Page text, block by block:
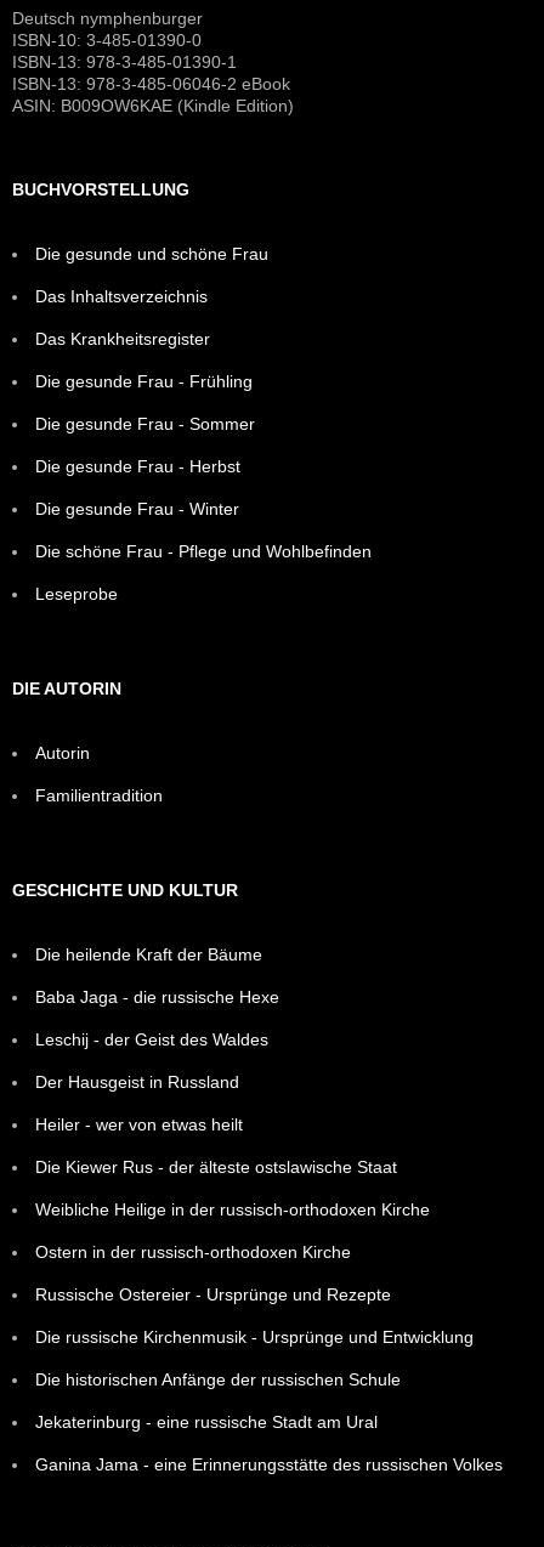
Deutsch nymphenburger
ISBN-10: 3-485-01390-0
ISBN-13: 978-3-485-01390-1
ISBN-13: 978-3-485-06046-2 eBook
ASIN: B009OW6KAE (Kindle Edition)
BUCHVORSTELLUNG
Die gesunde und schöne Frau
Das Inhaltsverzeichnis
Das Krankheitsregister
Die gesunde Frau - Frühling
Die gesunde Frau - Sommer
Die gesunde Frau - Herbst
Die gesunde Frau - Winter
Die schöne Frau - Pflege und Wohlbefinden
Leseprobe
DIE AUTORIN
Autorin
Familientradition
GESCHICHTE UND KULTUR
Die heilende Kraft der Bäume
Baba Jaga - die russische Hexe
Leschij - der Geist des Waldes
Der Hausgeist in Russland
Heiler - wer von etwas heilt
Die Kiewer Rus - der älteste ostslawische Staat
Weibliche Heilige in der russisch-orthodoxen Kirche
Ostern in der russisch-orthodoxen Kirche
Russische Ostereier - Ursprünge und Rezepte
Die russische Kirchenmusik - Ursprünge und Entwicklung
Die historischen Anfänge der russischen Schule
Jekaterinburg - eine russische Stadt am Ural
Ganina Jama - eine Erinnerungsstätte des russischen Volkes